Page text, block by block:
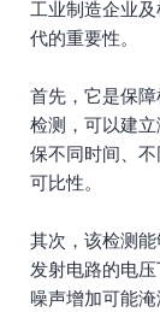
工业制造企业
代的重要性。
首先，它是保
检测，可以建
保不同时间、
可比性。
其次，该检测
发射电路的电
噪声增加可能